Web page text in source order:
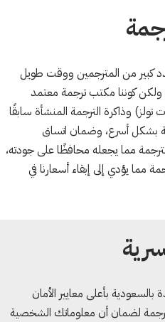
كبير من المترجمين ووقت طويل
ولكن كوننا مكتب ترجمة معتمد
وذاكرة الترجمة المنشأة سابقًا
بشكل أسرع، وضمان اتساق
مما يجعله محافظًا على جودته،
مما يؤدي إلى إبقاء أسعارنا في
بالسعودية بأعلى معايير الأمان
لضمان أن معلوماتك الشخصية